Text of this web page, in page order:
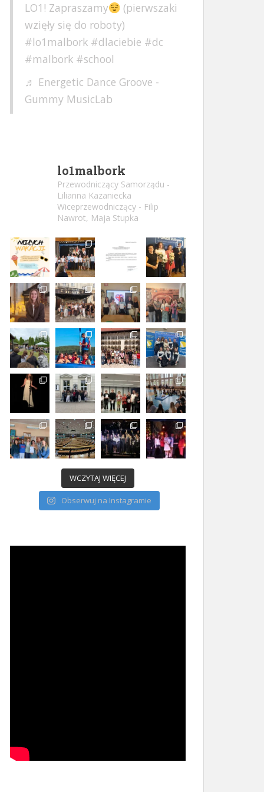
LO1! Zapraszamy
(pierwszaki
wzięły się do roboty)
#lo1malbork #dlaciebie #dc
#malbork #school
♬ Energetic Dance Groove -
Gummy MusicLab
lo1malbork
Przewodniczący Samorządu -
Lilianna Kazaniecka
Wiceprzewodniczący - Filip
Nawrot, Maja Stupka
WCZYTAJ WIĘCEJ
Obserwuj na Instagramie